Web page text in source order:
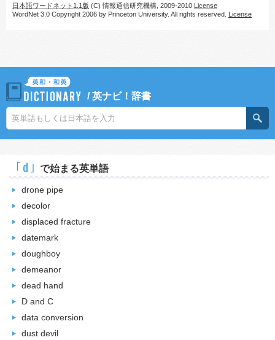
日本語ワードネット1.1版 (C) 情報通信研究機構, 2009-2010 License
WordNet 3.0 Copyright 2006 by Princeton University. All rights reserved. License
/英ナビ！辞書
｢d｣ で始まる英単語
drone pipe
decolor
displaced fracture
datemark
doughboy
demeanor
dead hand
D and C
data conversion
dust devil